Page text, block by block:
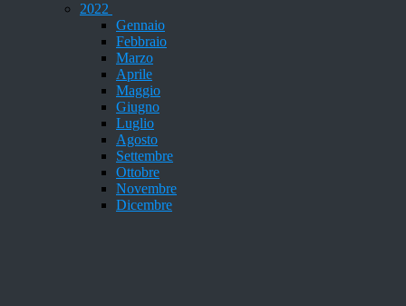
2022
Gennaio
Febbraio
Marzo
Aprile
Maggio
Giugno
Luglio
Agosto
Settembre
Ottobre
Novembre
Dicembre